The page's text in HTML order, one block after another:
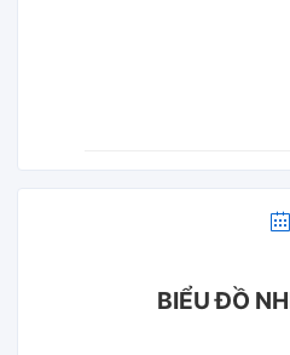
BIỂU ĐỒ